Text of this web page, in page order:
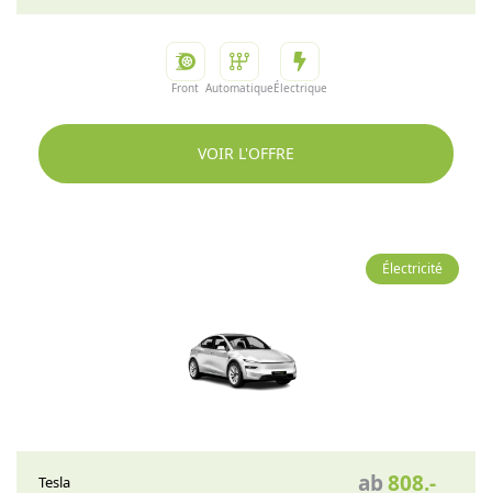
Front AutomatiqueÉlectrique
VOIR L'OFFRE
Électricité
Tesla ab808.-